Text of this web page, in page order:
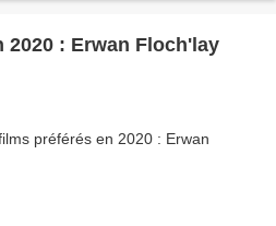
2020 : Erwan Floch'lay